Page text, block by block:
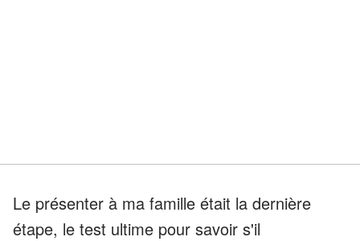
Le présenter à ma famille était la dernière
étape, le test ultime pour savoir s'il